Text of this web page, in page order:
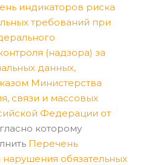
индикаторов риска
требований при
(надзора) за
данных,
Министерства
связи и массовых
Федерации от
которому
Перечень
обязательных